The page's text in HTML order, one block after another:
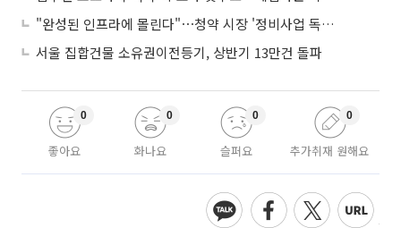
"완성된 인프라에 몰린다"⋯청약 시장 '정비사업 독주' 42배 격차
서울 집합건물 소유권이전등기, 상반기 13만건 돌파
좋아요
0
화나요
0
슬퍼요
0
추가취재 원해요
0